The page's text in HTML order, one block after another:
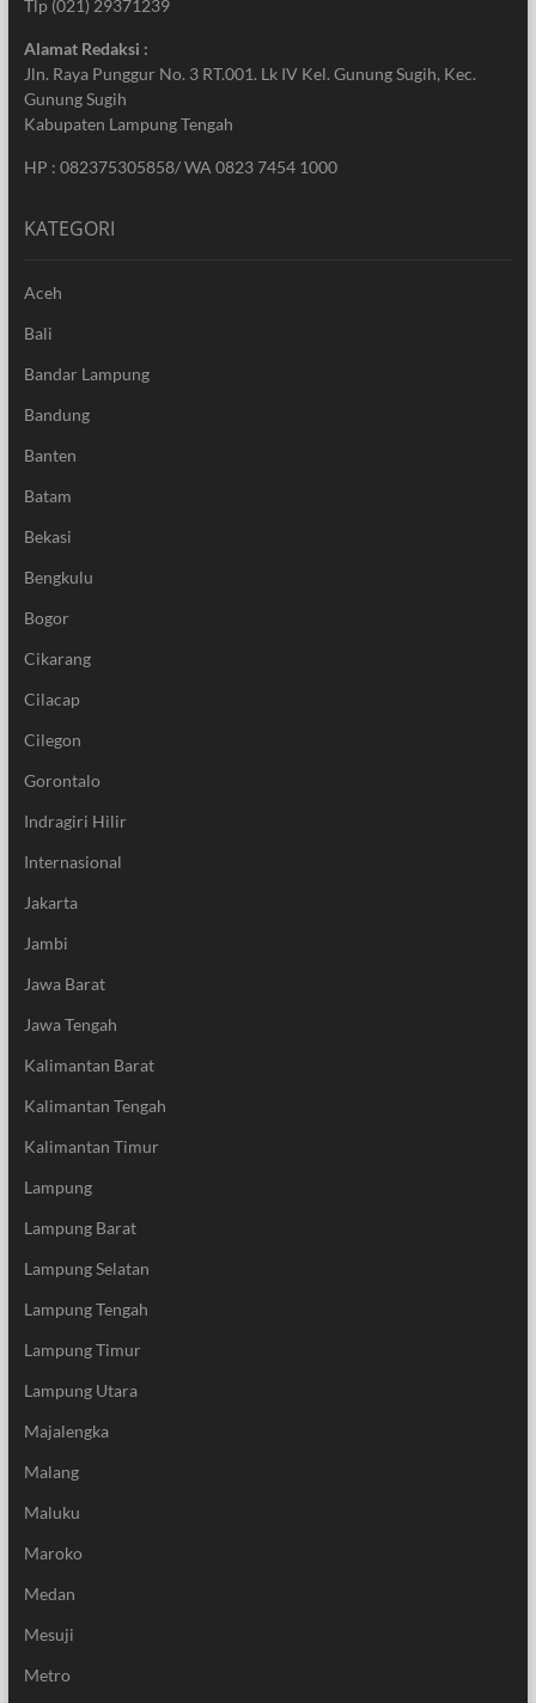
Tlp (021) 29371239
Alamat Redaksi :
Jln. Raya Punggur No. 3 RT.001. Lk IV Kel. Gunung Sugih, Kec.
Gunung Sugih
Kabupaten Lampung Tengah
HP : 082375305858/ WA 0823 7454 1000
KATEGORI
Aceh
Bali
Bandar Lampung
Bandung
Banten
Batam
Bekasi
Bengkulu
Bogor
Cikarang
Cilacap
Cilegon
Gorontalo
Indragiri Hilir
Internasional
Jakarta
Jambi
Jawa Barat
Jawa Tengah
Kalimantan Barat
Kalimantan Tengah
Kalimantan Timur
Lampung
Lampung Barat
Lampung Selatan
Lampung Tengah
Lampung Timur
Lampung Utara
Majalengka
Malang
Maluku
Maroko
Medan
Mesuji
Metro